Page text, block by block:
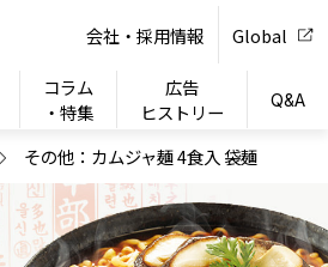
コラム
・特集
広告
ヒストリー
Q&A
会社・採用情報 Global
その他：カムジャ麺 4食入 袋麺